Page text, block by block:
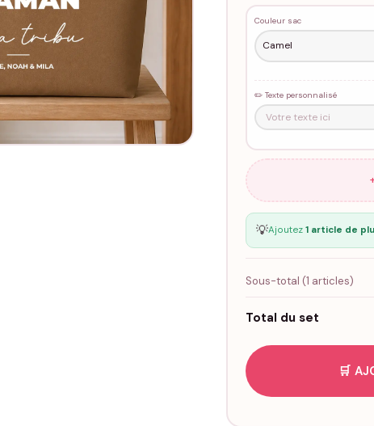
Couleur sac
✏️ Texte personnalisé
💡Ajoutez 1 article de
Sous-total (1 articles)
Total du set
🛒